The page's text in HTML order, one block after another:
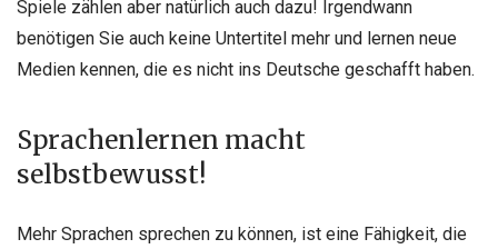
Spiele zählen aber natürlich auch dazu! Irgendwann
benötigen Sie auch keine Untertitel mehr und lernen neue
Medien kennen, die es nicht ins Deutsche geschafft haben.
Sprachenlernen macht
selbstbewusst!
Mehr Sprachen sprechen zu können, ist eine Fähigkeit, die